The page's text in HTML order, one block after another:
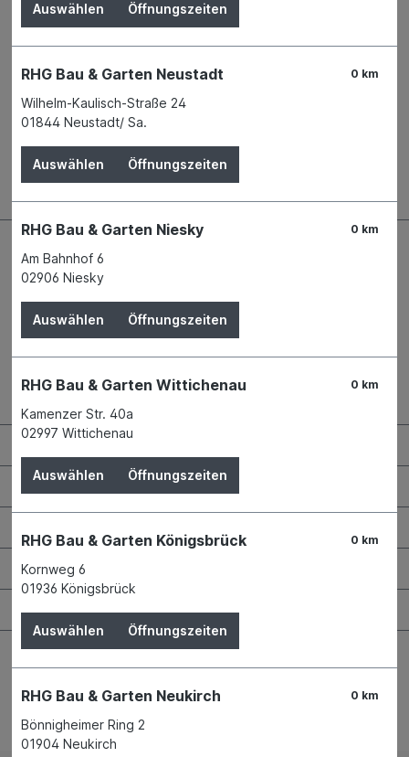
Anschrift
Felizenzell 9
E-Mail
info@kerbl.com
Beschreibung
RHG Helfer
Wissenswertes
Bauen & Renovieren
Bestellung widerrufen
Auswählen Öffnungszeiten
0 km
RHG Bau & Garten Neustadt
Wilhelm-Kaulisch-Straße 24
01844 Neustadt/ Sa.
Auswählen Öffnungszeiten
0 km
RHG Bau & Garten Niesky
Am Bahnhof 6
02906 Niesky
Auswählen Öffnungszeiten
0 km
RHG Bau & Garten Wittichenau
Kamenzer Str. 40a
02997 Wittichenau
Auswählen Öffnungszeiten
0 km
RHG Bau & Garten Königsbrück
Kornweg 6
01936 Königsbrück
Auswählen Öffnungszeiten
0 km
RHG Bau & Garten Neukirch
Bönnigheimer Ring 2
01904 Neukirch